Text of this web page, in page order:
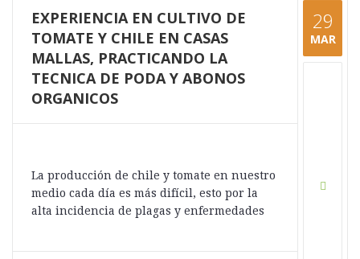
EXPERIENCIA EN CULTIVO DE
TOMATE Y CHILE EN CASAS
MALLAS, PRACTICANDO LA
TECNICA DE PODA Y ABONOS
ORGANICOS
La producción de chile y tomate en nuestro
medio cada día es más difícil, esto por la
alta incidencia de plagas y enfermedades
29
MAR